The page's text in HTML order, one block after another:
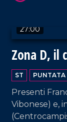
27:00
Zona D, il
ST PUNTATA
Presenti
Vibonese) e,
VAI AL TITOLO